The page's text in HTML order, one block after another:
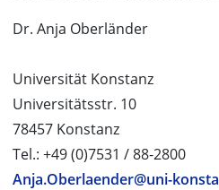
Dr. Anja Oberländer
Universität Konstanz
Universitätsstr. 10
78457 Konstanz
Tel.: +49 (0)7531 / 88-2800
Anja.Oberlaender@uni-